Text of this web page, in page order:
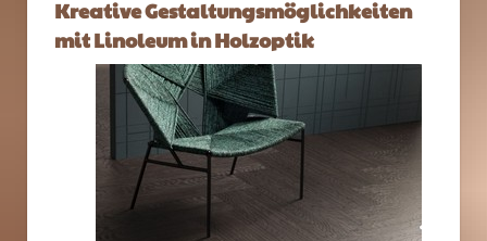
Kreative Gestaltungsmöglichkeiten
mit Linoleum in Holzoptik